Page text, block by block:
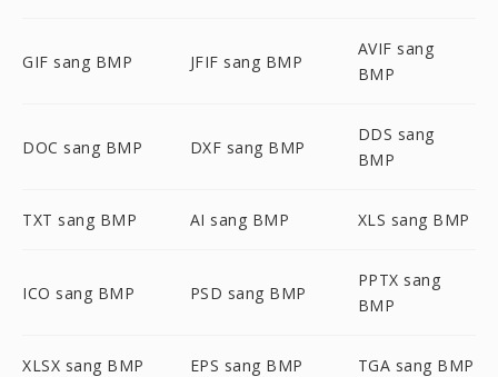
GIF sang BMP JFIF sang BMP
AVIF sang
BMP
DOC sang BMP DXF sang BMP
DDS sang
BMP
TXT sang BMP AI sang BMP XLS sang BMP
ICO sang BMP PSD sang BMP
PPTX sang
BMP
XLSX sang BMP EPS sang BMP TGA sang BMP